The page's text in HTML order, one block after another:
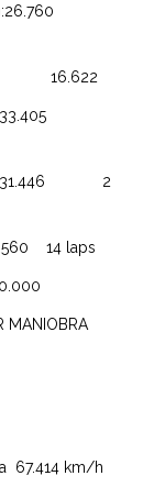
16.622
2
14 laps
MANIOBRA
km/h